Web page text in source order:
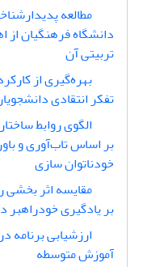
مطالعه
دانشگاه فرهنگیان
تربیتی آن
بهره‌گیری از
تفکر انتقادی
الگوی روابط
بر اساس تاب‌آوری و
خودناتوان سازی
مقایسه اثر
بر یادگیری
ارزشیابی
آموزش متوسطه